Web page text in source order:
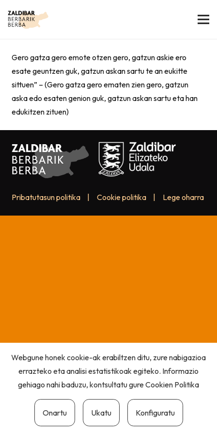
Gero gatza gero emote otzen gero, gatzun askie ero
esate geuntzen guk, gatzun askan sartu te an eukitte
sittuen” – (Gero gatza gero ematen zien gero, gatzun
aska edo esaten genion guk, gatzun askan sartu eta han
edukitzen zituen)
Pribatutasun politika Cookie politika Lege oharra
Webgune honek cookie-ak erabiltzen ditu, zure nabigazioa
errazteko eta analisi estatistikoak egiteko. Informazio
gehiago nahi baduzu, kontsultatu gureCookien Politika
Onartu Ukatu Konfiguratu